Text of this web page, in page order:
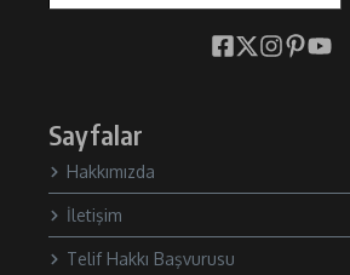
Sayfalar
Hakkımızda
İletişim
Telif Hakkı Başvurusu